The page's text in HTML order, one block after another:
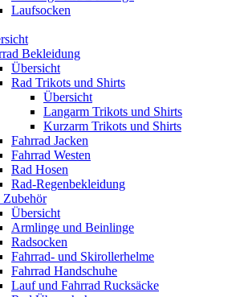
Laufsocken
Bekleidung
Übersicht
Rad Trikots und Shirts
Übersicht
Langarm Trikots und Shirts
Kurzarm Trikots und Shirts
Fahrrad Jacken
Fahrrad Westen
Rad Hosen
Rad-Regenbekleidung
Zubehör
Übersicht
Armlinge und Beinlinge
Radsocken
Fahrrad- und Skirollerhelme
Fahrrad Handschuhe
Lauf und Fahrrad Rucksäcke